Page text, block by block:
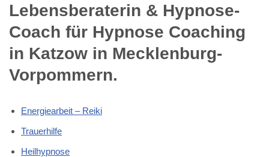
Lebensberaterin & Hypnose-
Coach für Hypnose Coaching
in Katzow in Mecklenburg-
Vorpommern.
Energiearbeit – Reiki
Trauerhilfe
Heilhypnose